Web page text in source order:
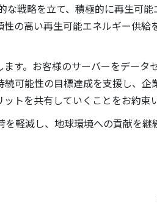
戦略を立て、積極的に再生可能
の高い再生可能エネルギー供給
す。お客様のサーバーをデータ
可能性の目標達成を支援し、企
トを共有していくことをお約束
軽減し、地球環境への貢献を継